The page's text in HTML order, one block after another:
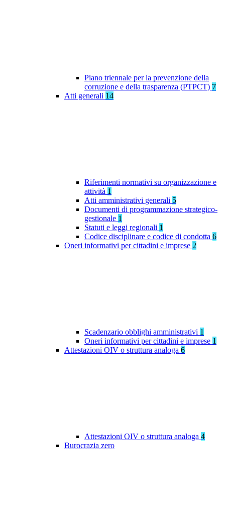
Piano triennale per la prevenzione della
corruzione e della trasparenza (PTPCT) 7
Atti generali 14
Riferimenti normativi su organizzazione e
attività 1
Atti amministrativi generali 5
Documenti di programmazione strategico-
gestionale 1
Statuti e leggi regionali 1
Codice disciplinare e codice di condotta 6
Oneri informativi per cittadini e imprese 2
Scadenzario obblighi amministrativi 1
Oneri informativi per cittadini e imprese 1
Attestazioni OIV o struttura analoga 6
Attestazioni OIV o struttura analoga 4
Burocrazia zero